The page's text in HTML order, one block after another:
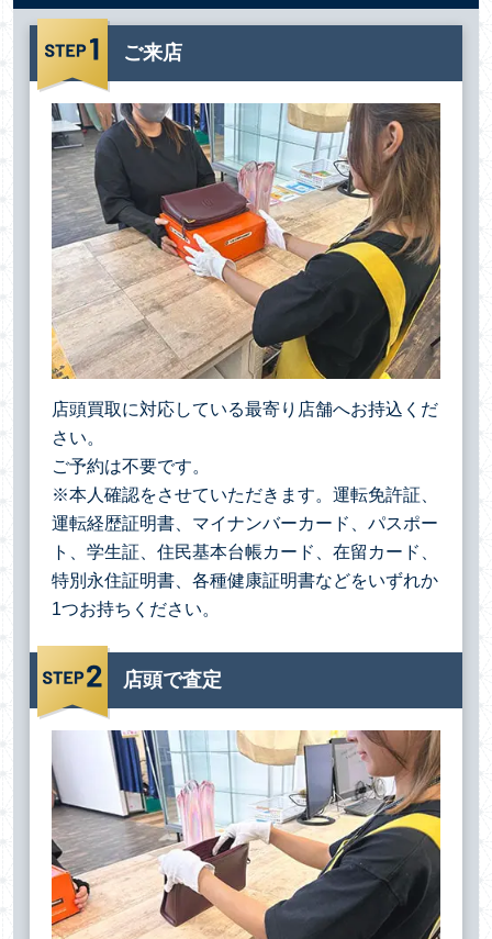
ご来店
店頭買取に対応している最寄り店舗へお持込くだ
さい。
ご予約は不要です。
※本人確認をさせていただきます。運転免許証、
運転経歴証明書、マイナンバーカード、パスポー
ト、学生証、住民基本台帳カード、在留カード、
特別永住証明書、各種健康証明書などをいずれか
1つお持ちください。
店頭で査定